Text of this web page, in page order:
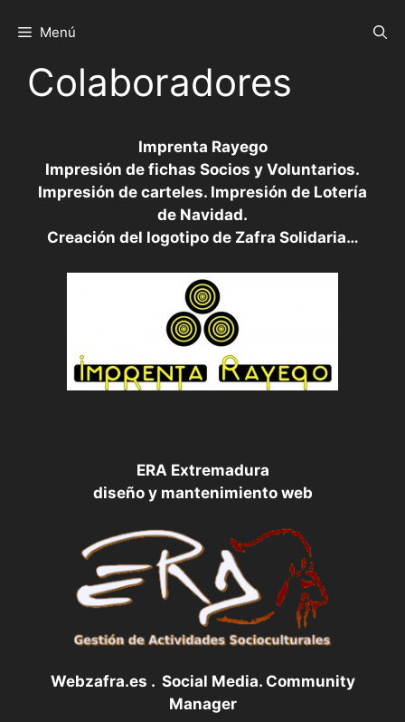
Menú
Colaboradores
Imprenta Rayego
Impresión de fichas Socios y Voluntarios.
Impresión de carteles. Impresión de Lotería
de Navidad.
Creación del logotipo de Zafra Solidaria…
ERA Extremadura
diseño y mantenimiento web
Webzafra.es . Social Media. Community
Manager